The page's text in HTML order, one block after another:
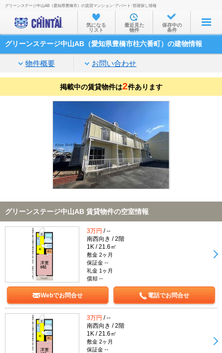
お部屋を探す
沿線・駅から
家賃相場から
通勤通学時間から
不動産会社から
TOP
グリーンステージ中山AB（愛知県豊橋市）の賃貸マンション･アパート･部屋探し情報
気になる
リスト
最近見た
物件
保存中の
条件
グリーンステージ中山AB（愛知県豊橋市柱六番町）の建物情報
物件概要 お問い合わせ
掲載中の賃貸物件は2件あります
グリーンステージ中山AB 賃貸物件の空室情報
3万円 / --
南西向き / 2階
1K / 21.6㎡
敷金 2ヶ月
保証金 --
礼金 1ヶ月
償却 --
Webでお問合せ 電話でお問合せ
3万円 / --
南西向き / 2階
1K / 21.6㎡
敷金 2ヶ月
保証金 --